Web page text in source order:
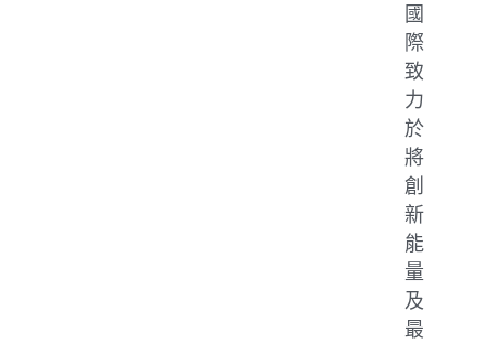
國
際
致
力
於
將
創
新
能
量
及
最